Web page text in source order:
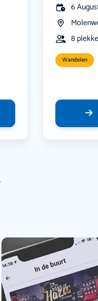
6
8
Wandelen